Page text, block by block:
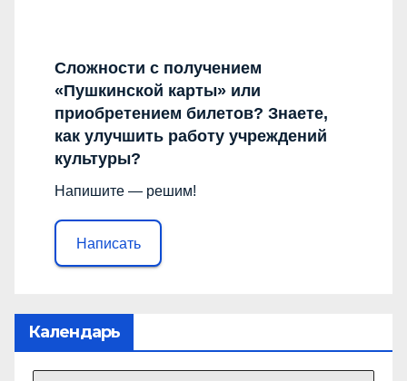
Сложности с получением
«Пушкинской карты» или
приобретением билетов? Знаете,
как улучшить работу учреждений
культуры?
Напишите — решим!
Написать
Календарь